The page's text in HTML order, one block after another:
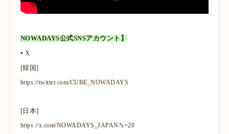
NOWADAYS公式SNSアカウント】
▪ X
[韓国]
https://twitter.com/CUBE_NOWADAYS
[日本]
https://x.com/NOWADAYS_JAPAN?s=20